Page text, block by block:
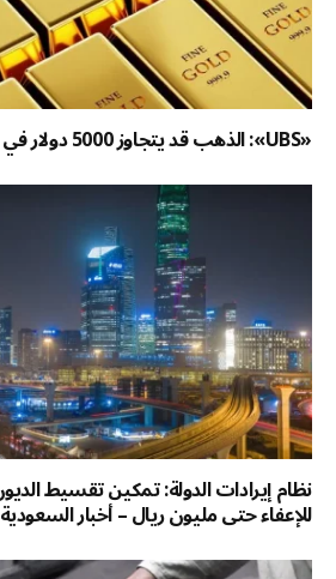
«UBS»: الذهب قد يتجاوز 5000 دولار في 2027 – أخبار السعودية
للإعفاء حتى مليون ريال – أخبار السعودية